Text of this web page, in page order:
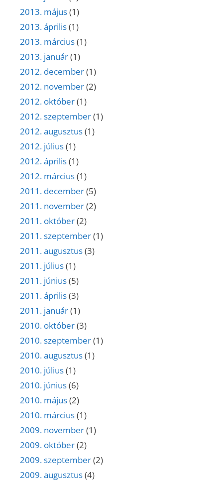
2013. május(1)
2013. április(1)
2013. március(1)
2013. január(1)
2012. december(1)
2012. november(2)
2012. október(1)
2012. szeptember(1)
2012. augusztus(1)
2012. július(1)
2012. április(1)
2012. március(1)
2011. december(5)
2011. november(2)
2011. október(2)
2011. szeptember(1)
2011. augusztus(3)
2011. július(1)
2011. június(5)
2011. április(3)
2011. január(1)
2010. október(3)
2010. szeptember(1)
2010. augusztus(1)
2010. július(1)
2010. június(6)
2010. május(2)
2010. március(1)
2009. november(1)
2009. október(2)
2009. szeptember(2)
2009. augusztus(4)